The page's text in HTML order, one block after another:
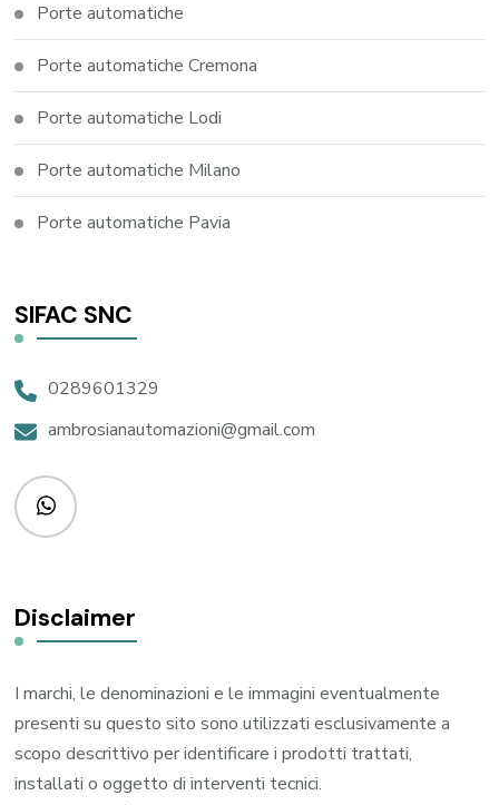
Porte automatiche
Porte automatiche Cremona
Porte automatiche Lodi
Porte automatiche Milano
Porte automatiche Pavia
SIFAC SNC
0289601329
ambrosianautomazioni@gmail.com
Disclaimer
I marchi, le denominazioni e le immagini eventualmente
presenti su questo sito sono utilizzati esclusivamente a
scopo descrittivo per identificare i prodotti trattati,
installati o oggetto di interventi tecnici.